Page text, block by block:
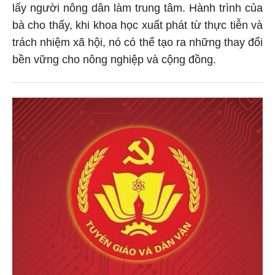
lấy người nông dân làm trung tâm. Hành trình của
bà cho thấy, khi khoa học xuất phát từ thực tiễn và
trách nhiệm xã hội, nó có thể tạo ra những thay đổi
bền vững cho nông nghiệp và cộng đồng.